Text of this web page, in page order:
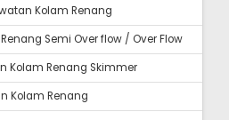
Kolam Renang
Semi Over flow / Over Flow
Kolam Renang Skimmer
Kolam Renang